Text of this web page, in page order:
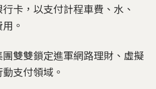
卡，以支付計程車費、水、
。
雙雙鎖定進軍網路理財、虛擬
支付領域。